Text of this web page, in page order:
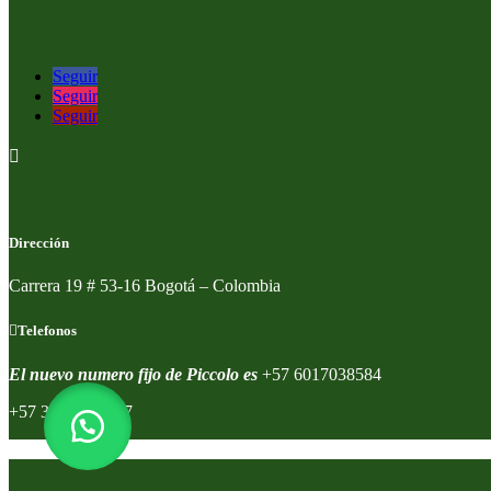
Seguir
Seguir
Seguir

Dirección
Carrera 19 # 53-16 Bogotá – Colombia
Telefonos
El nuevo numero fijo de Piccolo es +57 6017038584
+57 320 8591557